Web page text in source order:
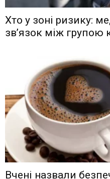
Хто у зоні ризику:
зв’язок між групою
Вчені назвали